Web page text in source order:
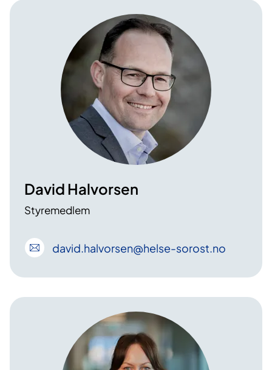
David Halvorsen
Styremedlem
david .halvorsen@helse-sorost .no